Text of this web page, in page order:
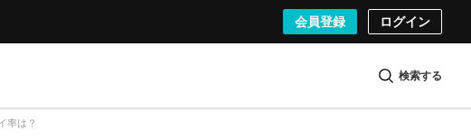
会員登録 ログイン
検索する
率は？